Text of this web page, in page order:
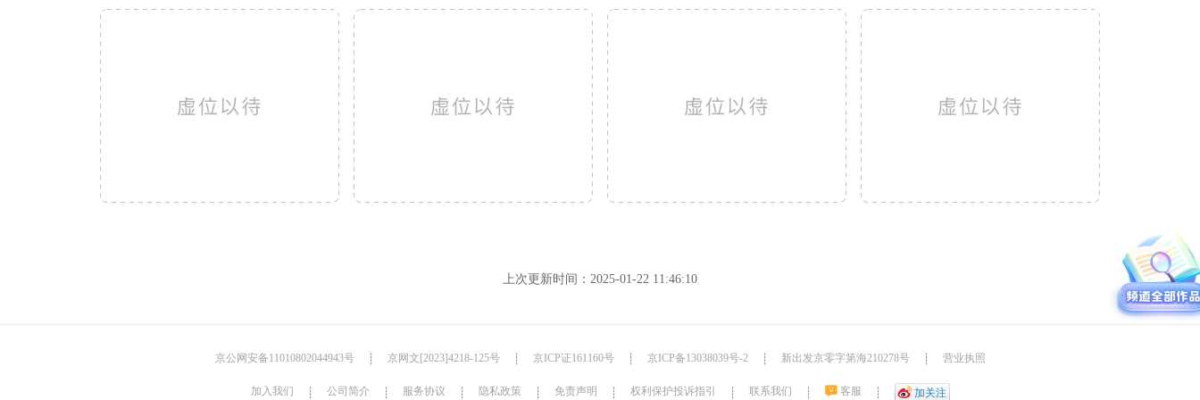
上次更新时间：2025-01-22 11:46:10
京公网安备11010802044943号 ┊ 京网文[2023]4218-125号 ┊ 京ICP证161160号 ┊ 京ICP备13038039号-2 ┊ 新出发京零字第海210278号 ┊ 营业执照
加入我们 ┊ 公司简介 ┊ 服务协议 ┊ 隐私政策 ┊ 免责声明 ┊ 权利保护投诉指引 ┊ 联系我们 ┊ 客服 ┊ 加关注